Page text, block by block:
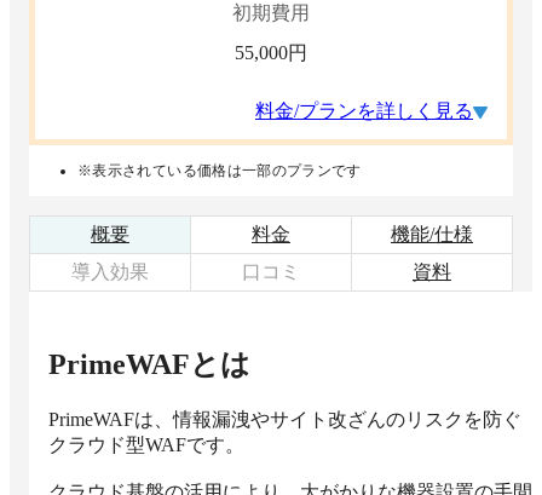
初期費用
55,000円
料金/プランを詳しく見る
※表示されている価格は一部のプランです
概要 料金
機能/仕様
導入効果
口コミ 資料
PrimeWAFとは
PrimeWAFは、情報漏洩やサイト改ざんのリスクを防ぐ
クラウド型WAFです。